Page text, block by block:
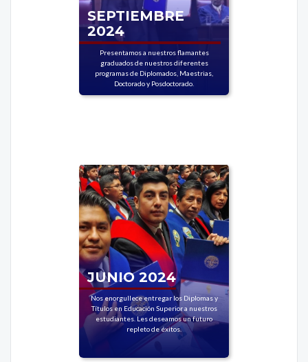
SEPTIEMBRE
2024
Presentamos a nuestros flamantes
graduados de nuestros diferentes
programas de Diplomados, Maestrias,
Doctorado y Posdoctorado.
JUNIO 2024
Nos enorgullece entregar los Diplomas y
Títulos en Educación Superior a nuestros
estudiantes. Les deseamos un futuro
repleto de éxitos.